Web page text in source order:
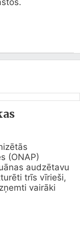
(ONAP)
audzētavu
trīs vīrieši,
vairāki